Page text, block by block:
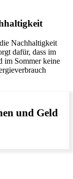
Nachhaltigkeit
dafür, dass im
im Sommer keine
und Geld